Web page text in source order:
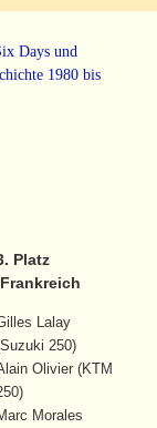
Days und
1980 bis
Platz
Frankreich
Lalay
250)
Olivier (KTM
Morales